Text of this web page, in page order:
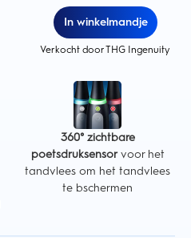
In winkelmandje
Verkocht door THG Ingenuity
360° zichtbare
poetsdruksensorvoor het
tandvlees om het tandvlees
te bschermen